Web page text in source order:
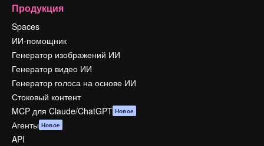
Продукция
Spaces
ИИ-помощник
Генератор изображений ИИ
Генератор видео ИИ
Генератор голоса на основе ИИ
Стоковый контент
MCP для Claude/ChatGPT Новое
Агенты Новое
API